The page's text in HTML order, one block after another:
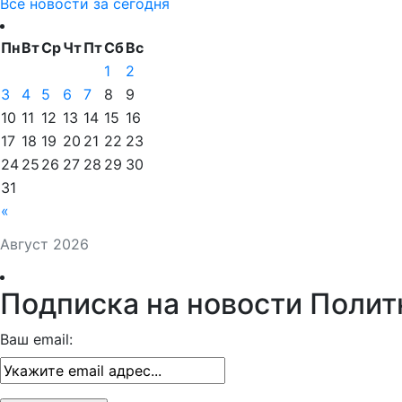
Все новости за сегодня
Август 2026
ПнВтСрЧтПтСбВс
«
1
2
3
4 5 6 7 8
9
10 11 12 13 14 15 16
17 18 19 20 21 22 23
24 25 26 27 28 29 30
31
Подписка на новости
Ваш email: